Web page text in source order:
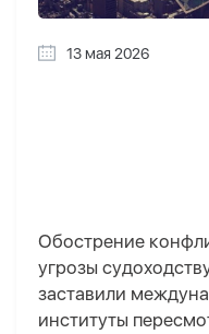
13 мая 2026
Обострение
угрозы
заставили
институты